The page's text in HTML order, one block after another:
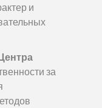
и
за